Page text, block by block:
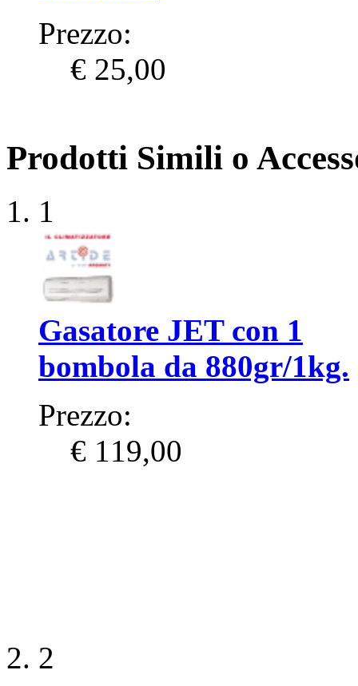
Prezzo:
€ 25,00
Prodotti Simili o
1
Gasatore JET con 1
bombola da 880gr/1kg.
Prezzo:
€ 119,00
2